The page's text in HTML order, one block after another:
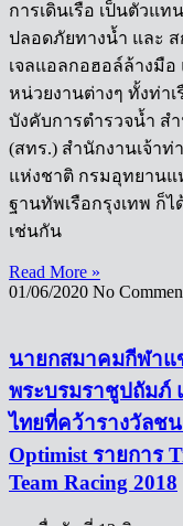
การเดินเรือ เป็นตัวแ
ปลอดภัยทางน้ำ และ ส
เจลแอลกอฮอล์ล้างมือ
หน่วยงานต่างๆ ทั้งท่า
บังคับการตำรวจน้ำ ส
(สทร.) สำนักงานเจ้า
แห่งชาติ กรมอุทยาน
ฐานทัพเรือกรุงเทพ ก็
เช่นกัน
Read More »
01/06/2020 No
นายกสมาคมกีฬาแ
พระบรมราชูปถัมภ์
ไทยที่คว้ารางวัลชน
Optimist รายการ
Team Racing 2018